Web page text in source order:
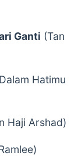
Ganti (Tan
Hatimu
Haji Arshad)